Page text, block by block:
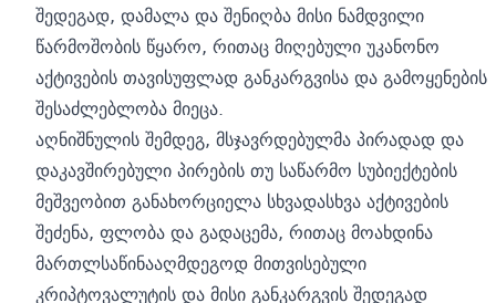
შედეგად, დამალა და შენიღბა მისი ნამდვილი
წარმოშობის წყარო, რითაც მიღებული უკანონო
აქტივების თავისუფლად განკარგვისა და გამოყენების
შესაძლებლობა მიეცა.
აღნიშნულის შემდეგ, მსჯავრდებულმა პირადად და
დაკავშირებული პირების თუ საწარმო სუბიექტების
მეშვეობით განახორციელა სხვადასხვა აქტივების
შეძენა, ფლობა და გადაცემა, რითაც მოახდინა
მართლსაწინააღმდეგოდ მითვისებული
კრიპტოვალუტის და მისი განკარგვის შედეგად